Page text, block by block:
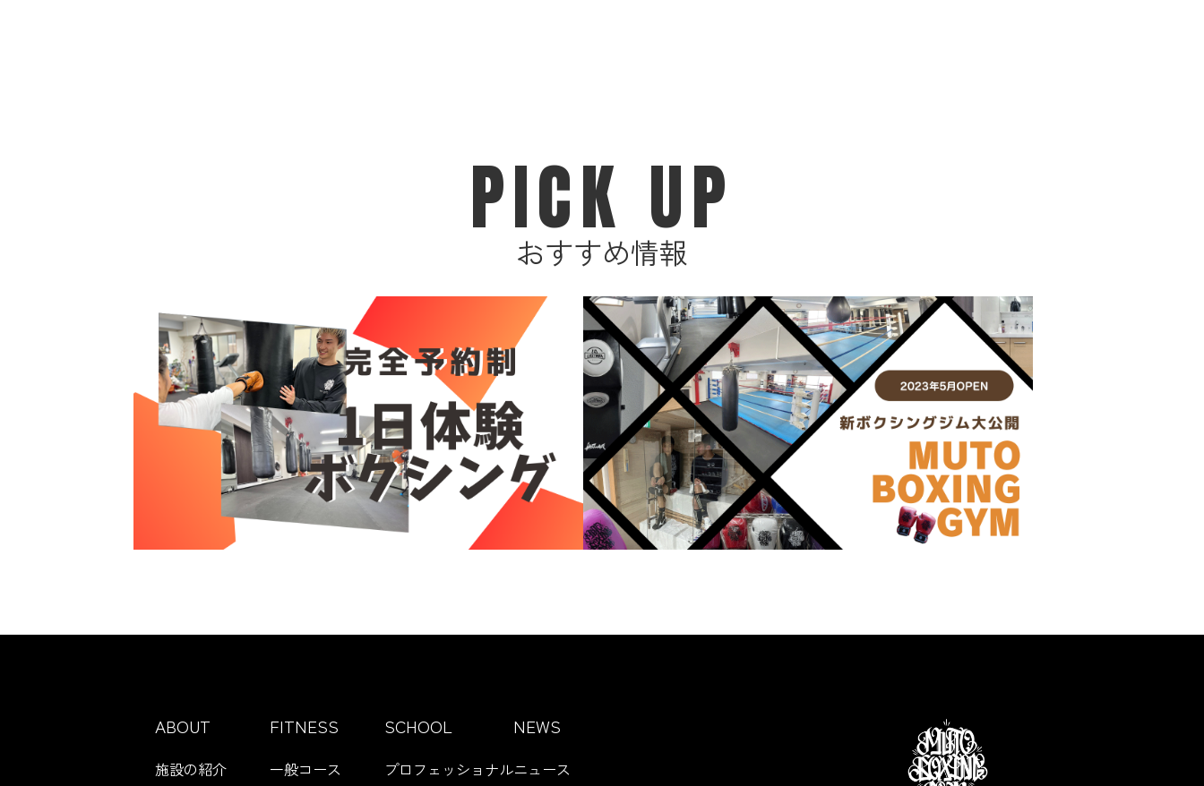
PICK UP
おすすめ情報
ABOUT
施設の紹介
FITNESS
一般コース
SCHOOL
プロフェッショナル
NEWS
ニュース